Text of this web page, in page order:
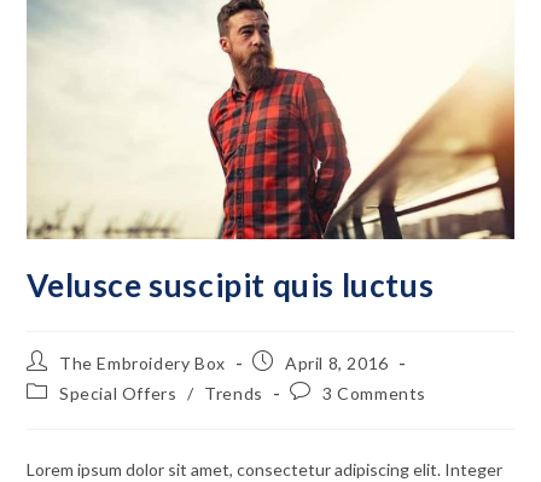
Velusce suscipit quis luctus
The Embroidery Box
April 8, 2016
Special Offers / Trends 3 Comments
Lorem ipsum dolor sit amet, consectetur adipiscing elit. Integer